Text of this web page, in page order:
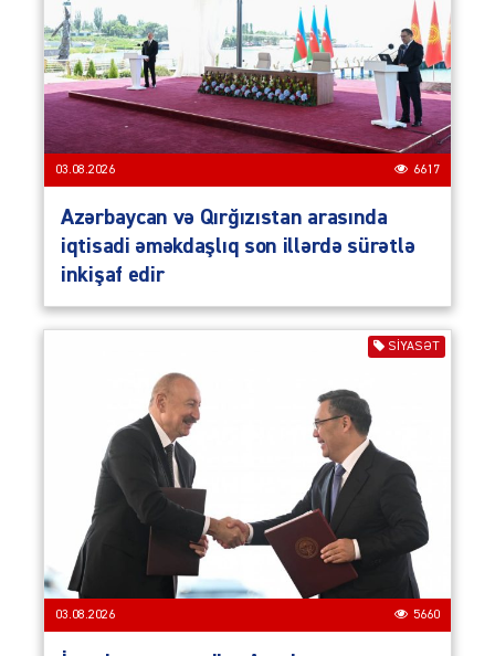
03.08.2026 6617
Azərbaycan və Qırğızıstan arasında
iqtisadi əməkdaşlıq son illərdə sürətlə
inkişaf edir
SIYASƏT
03.08.2026 5660